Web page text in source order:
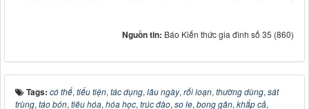
Nguồn tin: Báo Kiến thức gia đình số 35 (860)
Tags: có thể, tiểu tiện, tác dụng, lâu ngày, rối loạn, thường dùng, sát
trùng, táo bón, tiêu hóa, hóa học, trúc đào, so le, bong gân, khắp cả,